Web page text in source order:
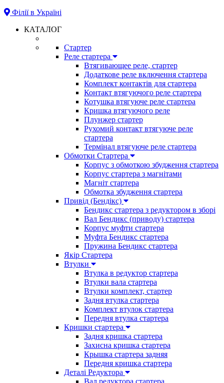
Філії в Україні
КАТАЛОГ
Стартер
Реле стартера
Втягивающее реле, стартер
Додаткове реле включення стартера
Комплект контактів для стартера
Контакт втягуючого реле стартера
Котушка втягуюче реле стартера
Кришка втягуючого реле
Плунжер стартер
Рухомий контакт втягуюче реле
стартера
Термінал втягуюче реле стартера
Обмотки Стартера
Корпус з обмоткою збудження стартера
Корпус стартера з магнітами
Магніт стартера
Обмотка збудження стартера
Привід (Бендікс)
Бендикс стартера з редуктором в зборі
Вал Бендикс (приводу) стартера
Корпус муфти стартера
Муфта Бендикс стартера
Пружина Бендикс стартера
Якір Стартера
Втулки
Втулка в редуктор стартера
Втулки вала стартера
Втулки комплект, стартер
Задня втулка стартера
Комплект втулок стартера
Передня втулка стартера
Кришки стартера
Задня кришка стартера
Захисна кришка стартера
Крышка стартера задняя
Передня кришка стартера
Деталі Редуктора
Вал редуктора стартера